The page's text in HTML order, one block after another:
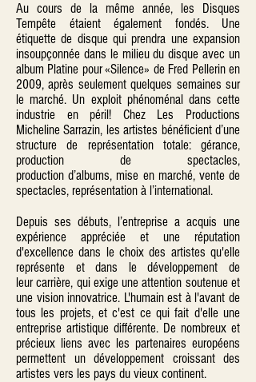
Au cours de la même année, les Disques
Tempête étaient également fondés. Une
étiquette de disque qui prendra une expansion
insoupçonnée dans le milieu du disque avec un
album Platine pour «Silence» de Fred Pellerin en
2009, après seulement quelques semaines sur
le marché. Un exploit phénoménal dans cette
industrie en péril! Chez Les Productions
Micheline Sarrazin, les artistes bénéficient d’une
structure de représentation totale: gérance,
production de spectacles,
production d’albums, mise en marché, vente de
spectacles, représentation à l’international.
Depuis ses débuts, l’entreprise a acquis une
expérience appréciée et une réputation
d'excellence dans le choix des artistes qu'elle
représente et dans le développement de
leur carrière, qui exige une attention soutenue et
une vision innovatrice. L'humain est à l'avant de
tous les projets, et c'est ce qui fait d'elle une
entreprise artistique différente. De nombreux et
précieux liens avec les partenaires européens
permettent un développement croissant des
artistes vers les pays du vieux continent.